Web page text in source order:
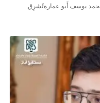
يوسف أَبو عمارةتُشرِق